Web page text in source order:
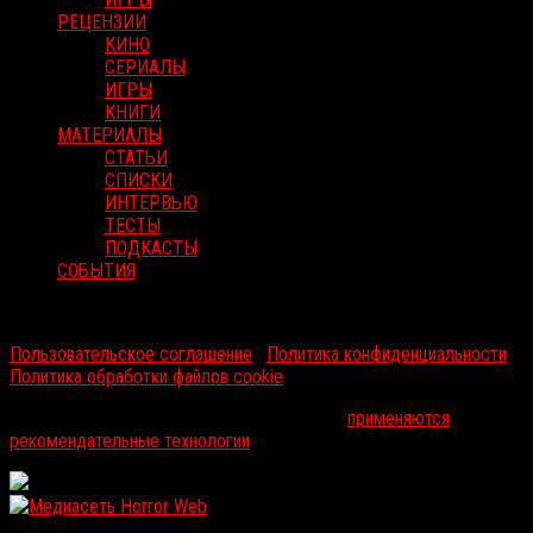
РЕЦЕНЗИИ
КИНО
СЕРИАЛЫ
ИГРЫ
КНИГИ
МАТЕРИАЛЫ
СТАТЬИ
СПИСКИ
ИНТЕРВЬЮ
ТЕСТЫ
ПОДКАСТЫ
СОБЫТИЯ
Пользовательское соглашение
Политика конфиденциальности
Политика обработки файлов cookie
применяются
рекомендательные технологии